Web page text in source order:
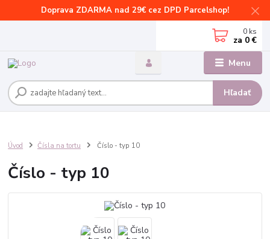
Doprava ZDARMA nad 29€ cez DPD Parcelshop!
Menu
Hľadať
0 ks
za 0 €
Úvod Čísla na tortu Číslo - typ 10
Číslo - typ 10